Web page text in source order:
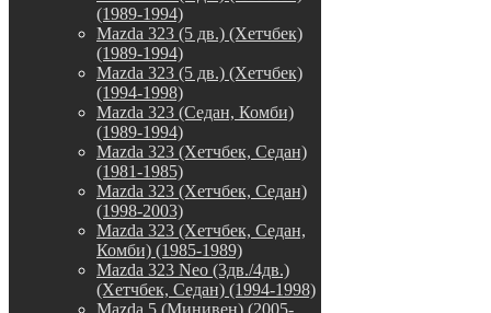
(1989-1994)
Mazda 323 (5 дв.) (Хетчбек)
(1989-1994)
Mazda 323 (5 дв.) (Хетчбек)
(1994-1998)
Mazda 323 (Седан, Комби)
(1989-1994)
Mazda 323 (Хетчбек, Седан)
(1981-1985)
Mazda 323 (Хетчбек, Седан)
(1998-2003)
Mazda 323 (Хетчбек, Седан,
Комби) (1985-1989)
Mazda 323 Neo (3дв./4дв.)
(Хетчбек, Седан) (1994-1998)
Mazda 5 (Минивен) (2005-